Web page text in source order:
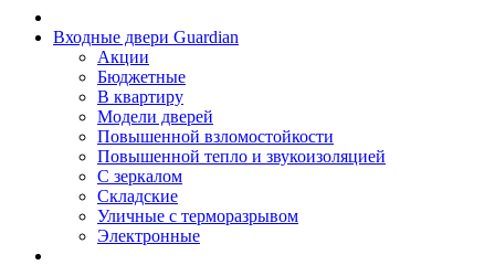
Входные двери Guardian
Акции
Бюджетные
В квартиру
Модели дверей
Повышенной взломостойкости
Повышенной тепло и звукоизоляцией
С зеркалом
Складские
Уличные с терморазрывом
Электронные